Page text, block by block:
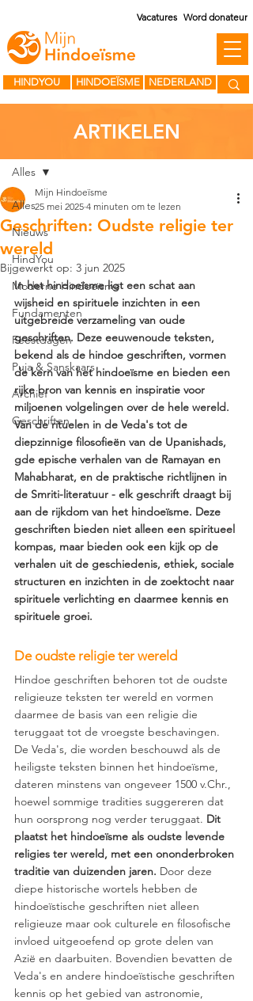
HINDOEÏSME
HINDYOU NEDERLAND
Vacatures Word donateur
Alles
Nieuws
HindYou
Moderne Hindoeïsme
Fundamenten
Feestdagen
Puja & Sanskaars
Archief
Geschriften
Alles
Geschriften: Oudste religie ter
wereld
Mijn Hindoeïsme
25 mei 2025 4 minuten om te lezen
Bijgewerkt op: 3 jun 2025
In het hindoeïsme ligt een schat aan
wijsheid en spirituele inzichten in een
uitgebreide verzameling van oude
geschriften. Deze eeuwenoude teksten,
bekend als de hindoe geschriften, vormen
de kern van het hindoeïsme en bieden een
rijke bron van kennis en inspiratie voor
miljoenen volgelingen over de hele wereld.
Van de rituelen in de Veda's tot de
diepzinnige filosofieën van de Upanishads,
gde epische verhalen van de Ramayan en
Mahabharat, en de praktische richtlijnen in
de Smriti-literatuur - elk geschrift draagt bij
aan de rijkdom van het hindoeïsme. Deze
geschriften bieden niet alleen een spiritueel
kompas, maar bieden ook een kijk op de
verhalen uit de geschiedenis, ethiek, sociale
structuren en inzichten in de zoektocht naar
spirituele verlichting en daarmee kennis en
spirituele groei.
De oudste religie ter wereld
Hindoe geschriften behoren tot de oudste
religieuze teksten ter wereld en vormen
daarmee de basis van een religie die
teruggaat tot de vroegste beschavingen.
De Veda's, die worden beschouwd als de
heiligste teksten binnen het hindoeïsme,
dateren minstens van ongeveer 1500 v.Chr.,
hoewel sommige tradities suggereren dat
hun oorsprong nog verder teruggaat. Dit
plaatst het hindoeïsme als oudste levende
religies ter wereld, met een ononderbroken
traditie van duizenden jaren. Door deze
diepe historische wortels hebben de
hindoeïstische geschriften niet alleen
religieuze maar ook culturele en filosofische
invloed uitgeoefend op grote delen van
Azië en daarbuiten. Bovendien bevatten de
Veda's en andere hindoeïstische geschriften
kennis op het gebied van astronomie,
ARTIKELEN